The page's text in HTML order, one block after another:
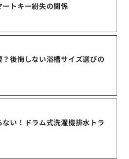
トキー紛失の関係
後悔しない浴槽サイズ選びの
い！ドラム式洗濯機排水トラ